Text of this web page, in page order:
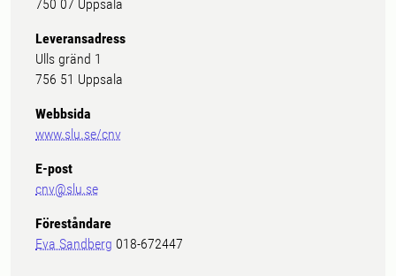
750 07 Uppsala
Leveransadress
Ulls gränd 1
756 51 Uppsala
Webbsida
www.slu.se/cnv
E-post
cnv@slu.se
Föreståndare
Eva Sandberg 018-672447